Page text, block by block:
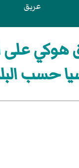
عريق
على
حسب